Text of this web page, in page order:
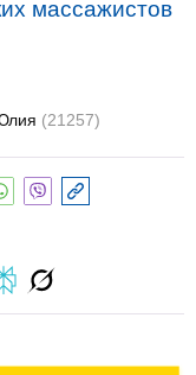
массажистов
(21257)